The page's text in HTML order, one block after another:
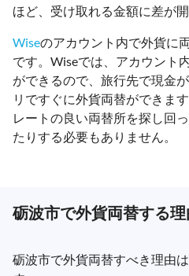
ほど、受け取れる金額に差が開
Wiseのアカウント内で外貨に
です。Wiseでは、アカウント
ができるので、旅行先で現金
リですぐに外貨両替ができま
レートの良い両替所を探し回
たりする必要もありません。
砺波市で外貨両替する理
砺波市で外貨両替すべき理由